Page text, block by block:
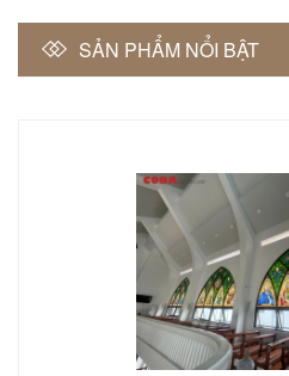
SẢN PHẨM NỔI BẬT